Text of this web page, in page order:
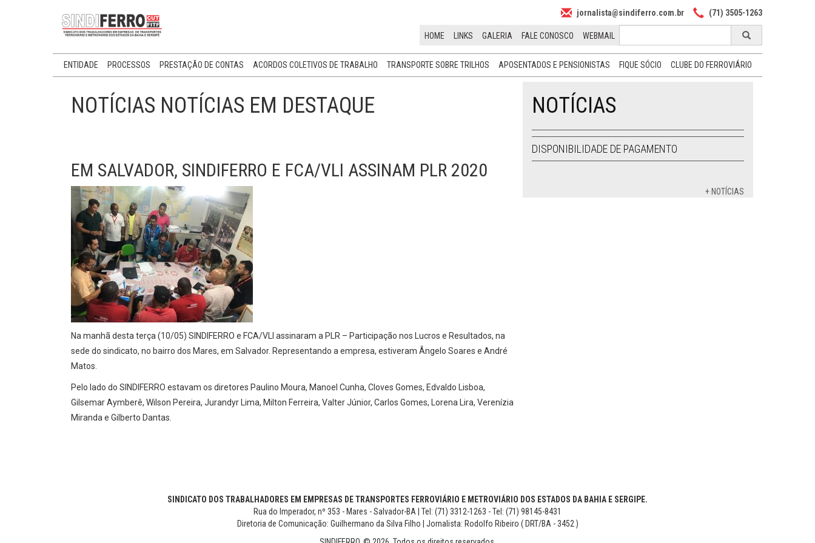
jornalista@sindiferro.com.br (71) 3505-1263
HOME LINKS GALERIA FALE CONOSCO WEBMAIL
ENTIDADE PROCESSOS PRESTAÇÃO DE CONTAS ACORDOS COLETIVOS DE TRABALHO TRANSPORTE SOBRE TRILHOS APOSENTADOS E PENSIONISTAS FIQUE SÓCIO CLUBE DO FERROVIÁRIO
NOTÍCIAS NOTÍCIAS EM DESTAQUE
EM SALVADOR, SINDIFERRO E FCA/VLI ASSINAM PLR 2020
Na manhã desta terça (10/05) SINDIFERRO e FCA/VLI assinaram a PLR – Participação nos Lucros e Resultados, na
sede do sindicato, no bairro dos Mares, em Salvador. Representando a empresa, estiveram Ângelo Soares e André
Matos.
Pelo lado do SINDIFERRO estavam os diretores Paulino Moura, Manoel Cunha, Cloves Gomes, Edvaldo Lisboa,
Gilsemar Aymberê, Wilson Pereira, Jurandyr Lima, Milton Ferreira, Valter Júnior, Carlos Gomes, Lorena Lira, Verenízia
Miranda e Gilberto Dantas.
NOTÍCIAS
DISPONIBILIDADE DE PAGAMENTO
+ NOTÍCIAS
SINDICATO DOS TRABALHADORES EM EMPRESAS DE TRANSPORTES FERROVIÁRIO E METROVIÁRIO DOS ESTADOS DA BAHIA E SERGIPE.
Rua do Imperador, nº 353 - Mares - Salvador-BA | Tel: (71) 3312-1263 - Tel: (71) 98145-8431
Diretoria de Comunicação: Guilhermano da Silva Filho | Jornalista: Rodolfo Ribeiro ( DRT/BA - 3452 )